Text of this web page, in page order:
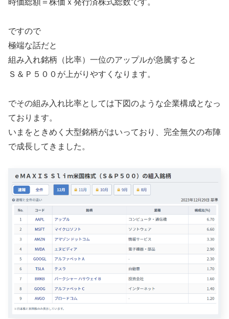
時価総額＝株価ｘ発行済株式総数です。
ですので
極端な話だと
組み入れ銘柄（比率）一位のアップルが急騰すると
Ｓ＆Ｐ５００が上がりやすくなります。
でその組み入れ比率としては下図のような企業構成となっ
ております。
いまをときめく大型銘柄がはいっており、完全無欠の布陣
で成長してきました。